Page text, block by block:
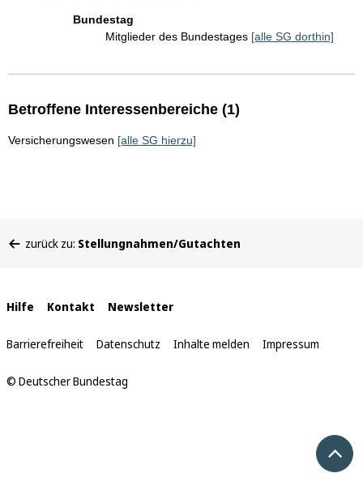
Bundestag
Mitglieder des Bundestages [alle SG dorthin]
Betroffene Interessenbereiche (1)
Versicherungswesen [alle SG hierzu]
befinden
zurück zu: Stellungnahmen/Gutachten
Interne
Links
Hilfe Kontakt Newsletter
Barrierefreiheit Datenschutz Inhalte melden Impressum
© Deutscher Bundestag